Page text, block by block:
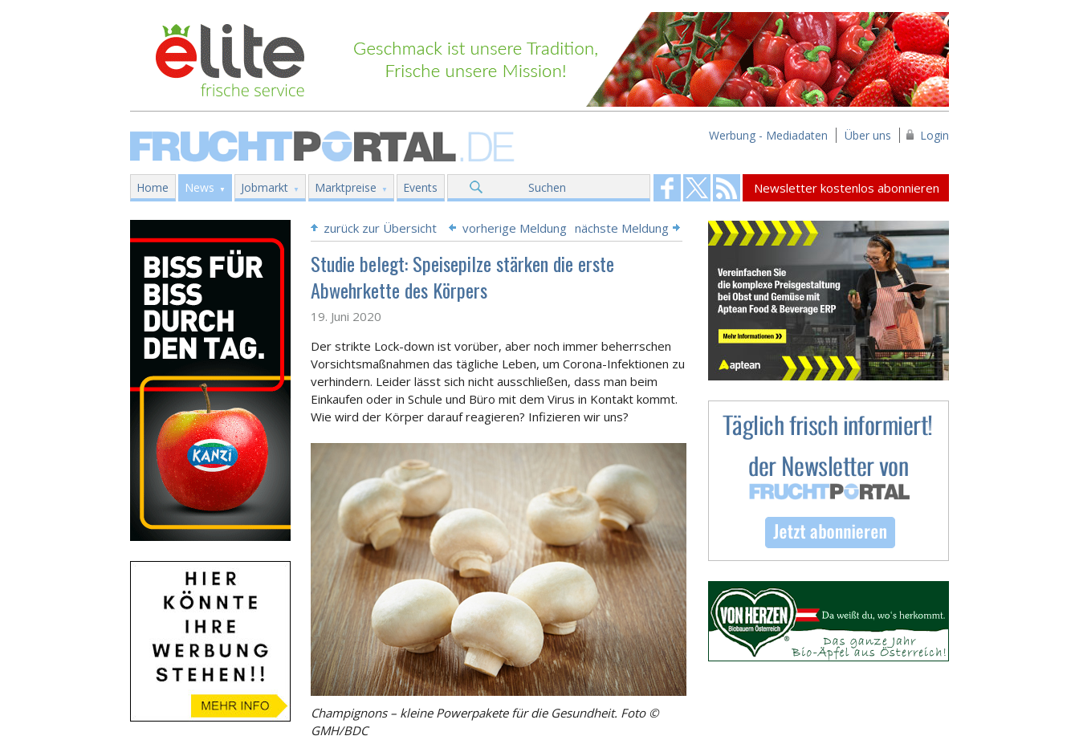
Werbung - Mediadaten Über uns Login
Home News Jobmarkt Marktpreise Events Suchen Newsletter kostenlos abonnieren
zurück zur Übersicht vorherige Meldung nächste Meldung
Studie belegt: Speisepilze stärken die erste
Abwehrkette des Körpers
19. Juni 2020
Der strikte Lock-down ist vorüber, aber noch immer beherrschen
Vorsichtsmaßnahmen das tägliche Leben, um Corona-Infektionen zu
verhindern. Leider lässt sich nicht ausschließen, dass man beim
Einkaufen oder in Schule und Büro mit dem Virus in Kontakt kommt.
Wie wird der Körper darauf reagieren? Infizieren wir uns?
Champignons – kleine Powerpakete für die Gesundheit. Foto ©
GMH/BDC